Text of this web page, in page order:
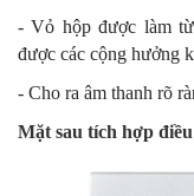
- Vỏ hộp được làm
được các cộng hưởng
- Cho ra âm thanh rõ
Mặt sau tích hợp